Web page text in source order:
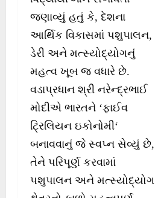
જણાવ્યું હતું કે, દેશના
આર્થિક વિકાસમાં પશુપાલન,
ડેરી અને મત્સ્યોદ્યોગનું
મહત્વ ખૂબ જ વધારે છે.
વડાપ્રધાન શ્રી નરેન્દ્રભાઈ
મોદીએ ભારતને ‘ફાઈવ
ટ્રિલિયન ઇકોનોમી‘
બનાવવાનું જે સ્વપ્ન સેવ્યું છે,
તેને પરિપૂર્ણ કરવામાં
પશુપાલન અને મત્સ્યોદ્યોગ